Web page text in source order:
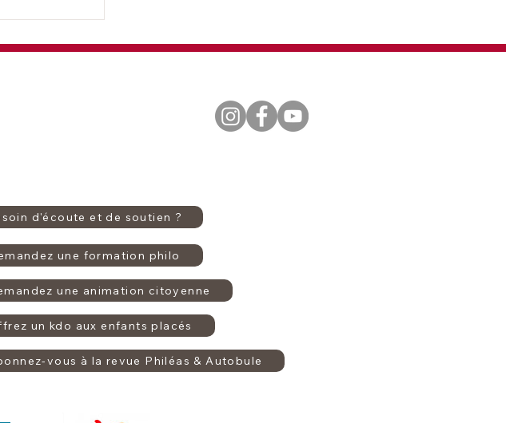
d'écoute et de soutien ?
une formation philo
une animation citoyenne
un kdo aux enfants placés
vous à la revue Philéas & Autobule